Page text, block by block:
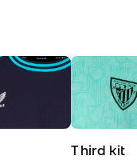
Third kit